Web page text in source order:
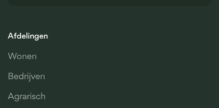
Afdelingen
Wonen
Bedrijven
Agrarisch